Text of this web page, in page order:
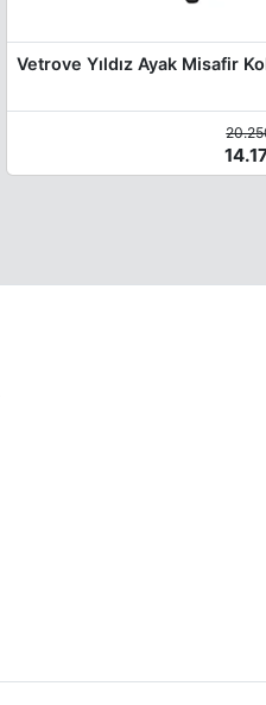
Vetrove Yıldız Ayak Misafir